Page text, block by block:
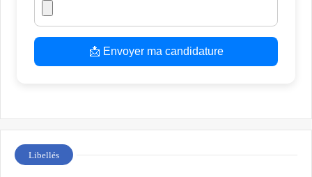
📩 Envoyer ma candidature
Libellés